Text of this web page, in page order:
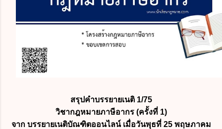
สรุปคำบรรยายเนติ 1/75
วิชากฎหมายภาษีอากร (ครั้งที่ 1)
จาก บรรยายเนติบัณฑิตออนไลน์ เมื่อวันพุธที่ 25 พฤษภาคม